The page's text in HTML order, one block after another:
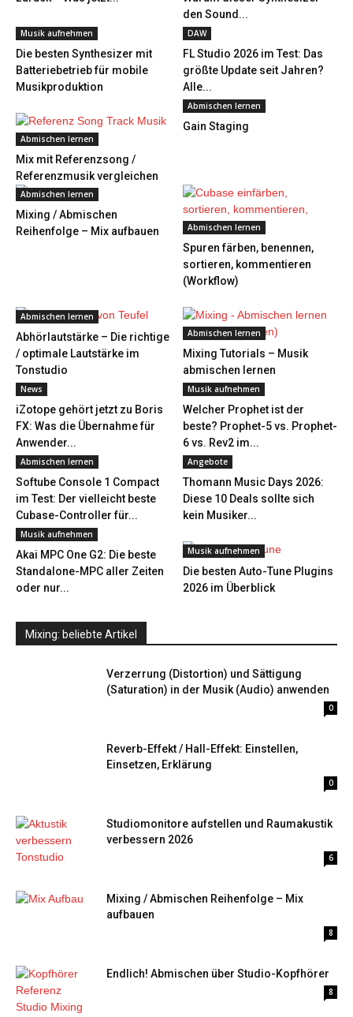
den Sound...
Musik aufnehmen
Die besten Synthesizer mit
Batteriebetrieb für mobile
Musikproduktion
DAW
FL Studio 2026 im Test: Das
größte Update seit Jahren?
Alle...
Abmischen lernen
Mix mit Referenzsong /
Referenzmusik vergleichen
Abmischen lernen
Gain Staging
Abmischen lernen
Mixing / Abmischen
Reihenfolge – Mix aufbauen
Abmischen lernen
Spuren färben, benennen,
sortieren, kommentieren
(Workflow)
Abmischen lernen
Abhörlautstärke – Die richtige
/ optimale Lautstärke im
Tonstudio
Abmischen lernen
Mixing Tutorials – Musik
abmischen lernen
News
iZotope gehört jetzt zu Boris
FX: Was die Übernahme für
Anwender...
Musik aufnehmen
Welcher Prophet ist der
beste? Prophet-5 vs. Prophet-
6 vs. Rev2 im...
Abmischen lernen
Softube Console 1 Compact
im Test: Der vielleicht beste
Cubase-Controller für...
Angebote
Thomann Music Days 2026:
Diese 10 Deals sollte sich
kein Musiker...
Musik aufnehmen
Akai MPC One G2: Die beste
Standalone-MPC aller Zeiten
oder nur...
Musik aufnehmen
Die besten Auto-Tune Plugins
2026 im Überblick
Mixing: beliebte Artikel
Verzerrung (Distortion) und Sättigung
(Saturation) in der Musik (Audio) anwenden
0
Reverb-Effekt / Hall-Effekt: Einstellen,
Einsetzen, Erklärung
0
Studiomonitore aufstellen und Raumakustik
verbessern 2026
6
Mixing / Abmischen Reihenfolge – Mix
aufbauen
8
Endlich! Abmischen über Studio-Kopfhörer
8